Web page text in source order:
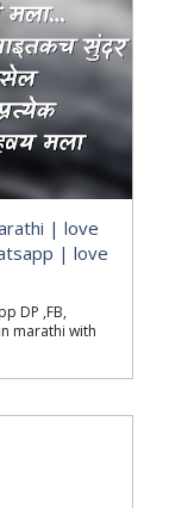
| love
| love
DP ,FB,
marathi with